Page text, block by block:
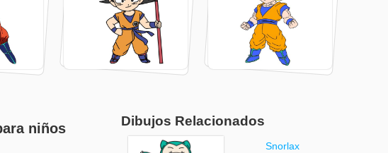
niños
Dibujos Relacionados
Snorlax